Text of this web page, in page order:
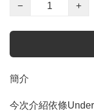
−
+
簡介
今次介紹依條